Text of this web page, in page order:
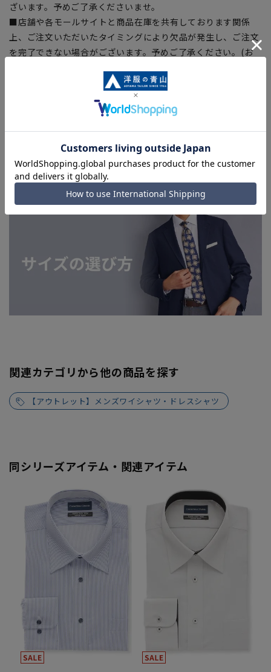
ざいます。予めご了承くださいませ。
■店舗や各モールサイトと商品在庫を共有しております関係
上、ご注文いただいたタイミングにより欠品が発生し、ご注文
を完了できない場合がございます。予めご了承ください。(お
てはお急ぎ発送サービスを選択できない場合がございます。)
関連カテゴリから他の商品を探す
【アウトレット】メンズワイシャツ・ドレスシャツ
同シリーズアイテム・関連アイテム